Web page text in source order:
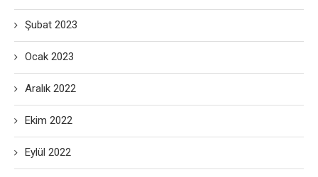
Şubat 2023
Ocak 2023
Aralık 2022
Ekim 2022
Eylül 2022